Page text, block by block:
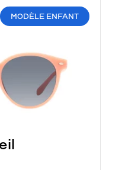
MODÈLE ENFANT